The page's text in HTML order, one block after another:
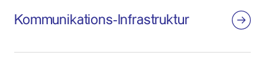
Kommunikations-Infrastruktur